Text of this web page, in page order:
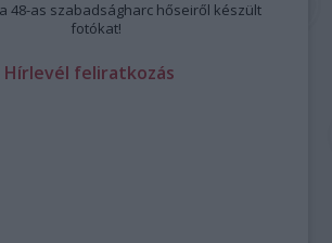
48-as szabadságharc hőseiről készült
fotókat!
Hírlevél feliratkozás